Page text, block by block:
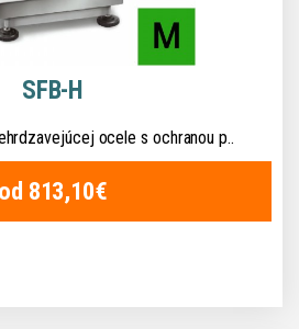
SFB-H
ocele s ochranou p..
od 813,10€